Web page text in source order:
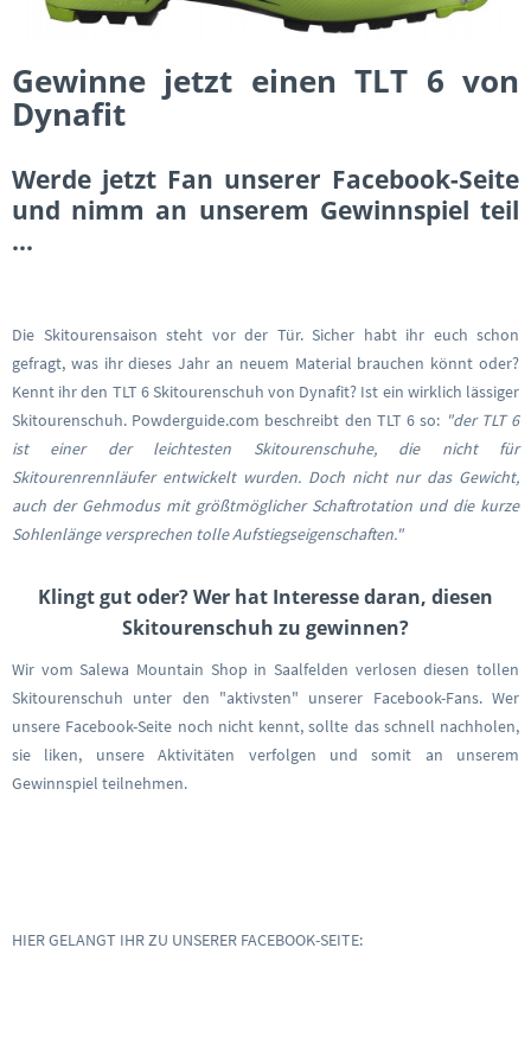
Gewinne jetzt einen TLT 6 von
Dynafit
Werde jetzt Fan unserer Facebook-Seite
und nimm an unserem Gewinnspiel teil
...
Die Skitourensaison steht vor der Tür. Sicher habt ihr euch schon
gefragt, was ihr dieses Jahr an neuem Material brauchen könnt oder?
Kennt ihr den TLT 6 Skitourenschuh von Dynafit? Ist ein wirklich lässiger
Skitourenschuh. Powderguide.com beschreibt den TLT 6 so: "der TLT 6
ist einer der leichtesten Skitourenschuhe, die nicht für
Skitourenrennläufer entwickelt wurden. Doch nicht nur das Gewicht,
auch der Gehmodus mit größtmöglicher Schaftrotation und die kurze
Sohlenlänge versprechen tolle Aufstiegseigenschaften."
Klingt gut oder? Wer hat Interesse daran, diesen
Skitourenschuh zu gewinnen?
Wir vom Salewa Mountain Shop in Saalfelden verlosen diesen tollen
Skitourenschuh unter den "aktivsten" unserer Facebook-Fans. Wer
unsere Facebook-Seite noch nicht kennt, sollte das schnell nachholen,
sie liken, unsere Aktivitäten verfolgen und somit an unserem
Gewinnspiel teilnehmen.
HIER GELANGT IHR ZU UNSERER FACEBOOK-SEITE: